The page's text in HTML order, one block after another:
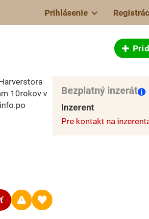
Prihlásenie
10rokov v
Bezplatný inzerát
Inzerent
Pre kontakt na